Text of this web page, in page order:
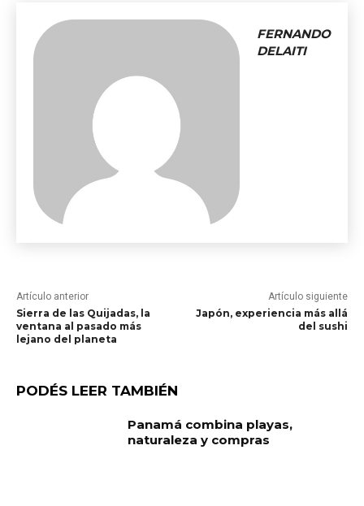
FERNANDO
DELAITI
Artículo anterior
Sierra de las Quijadas, la
ventana al pasado más
lejano del planeta
Artículo siguiente
Japón, experiencia más allá
del sushi
PODÉS LEER TAMBIÉN
Panamá combina playas,
naturaleza y compras